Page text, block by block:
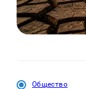
Общество